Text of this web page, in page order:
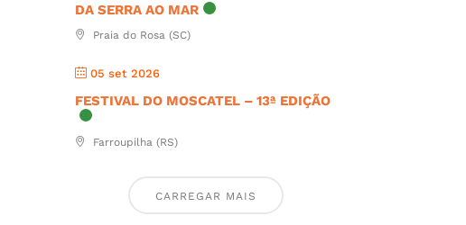
DA SERRA AO MAR
Praia do Rosa (SC)
05 set 2026
FESTIVAL DO MOSCATEL – 13ª EDIÇÃO
Farroupilha (RS)
CARREGAR MAIS